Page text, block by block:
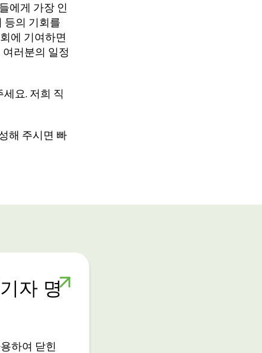
에게 가장 인
등의 기회를
에 기여하면
러분의 일정
세요. 저희 직
해 주시면 빠
자 명
하여 닫힌